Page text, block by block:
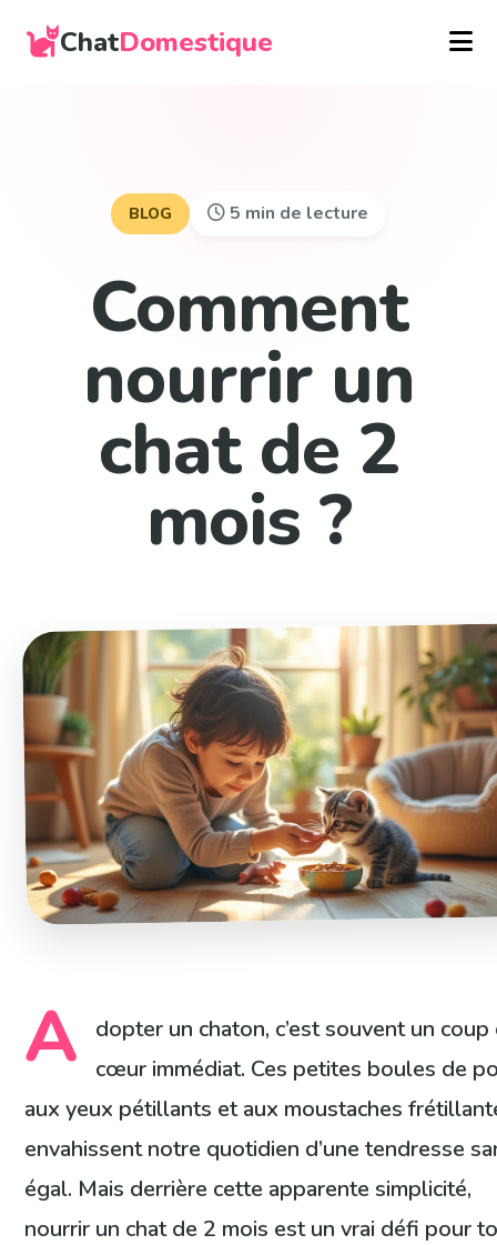
ChatDomestique
BLOG 5 min de lecture
Comment
nourrir un
chat de 2
mois ?
A
dopter un chaton, c’est souvent un coup
cœur immédiat. Ces petites boules de
aux yeux pétillants et aux moustaches
envahissent notre quotidien d’une tendresse
égal. Mais derrière cette apparente simplicité,
nourrir un chat de 2 mois est un vrai défi pour